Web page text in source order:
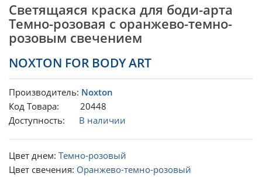
Светящаяся краска для боди-арта
Темно-розовая с оранжево-темно-
розовым свечением
NOXTON FOR BODY ART
Производитель: Noxton
Код Товара: 20448
Доступность: В наличии
Цвет днем: Темно-розовый
Цвет свечения: Оранжево-темно-розовый